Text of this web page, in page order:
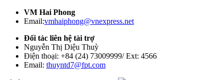
VM Hai Phong
Email:vmhaiphong@vnexpress.net
Đối tác liên hệ tài trợ
Nguyễn Thị Diệu Thuỳ
Điện thoại: +84 (24) 73009999/ Ext: 4566
Email: thuyntd7@fpt.com